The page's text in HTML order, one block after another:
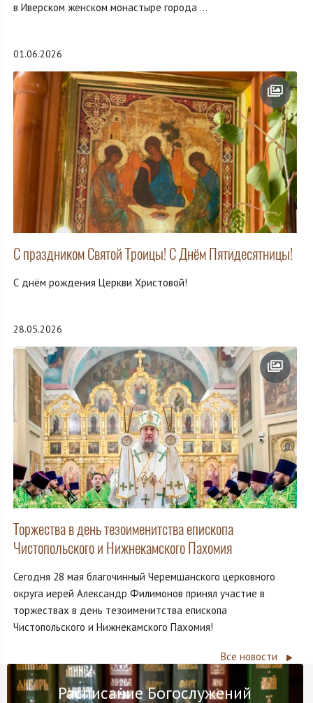
в Иверском женском монастыре города ...
01.06.2026
С праздником Святой Троицы! С Днём Пятидесятницы!
С днём рождения Церкви Христовой!
28.05.2026
Торжества в день тезоименитства епископа
Чистопольского и Нижнекамского Пахомия
Сегодня 28 мая благочинный Черемшанского церковного
округа иерей Александр Филимонов принял участие в
торжествах в день тезоименитства епископа
Чистопольского и Нижнекамского Пахомия!
Все новости
Расписание Богослужений